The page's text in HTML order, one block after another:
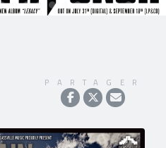
PARTAGER